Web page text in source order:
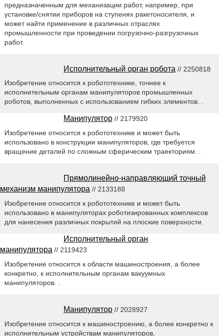
предназначенным для механизации работ, например, при
установке/снятии приборов на ступенях ракетоносителя, и
может найти применение в различных отраслях
промышленности при проведении погрузочно-разгрузочных
работ.
Исполнительный орган робота // 2250818
Изобретение относится к робототехнике, точнее к
исполнительным органам манипуляторов промышленных
роботов, выполненных с использованием гибких элементов. .
Манипулятор // 2179920
Изобретение относится к робототехнике и может быть
использовано в конструкции манипуляторов, где требуется
вращение деталей по сложным сферическим траекториям. .
Прямолинейно-направляющий точный
механизм манипулятора // 2133188
Изобретение относится к робототехнике и может быть
использовано в манипуляторах роботизированных комплексов
для нанесения различных покрытий на плоские поверхности.
Исполнительный орган
манипулятора // 2119423
Изобретение относится к области машиностроения, а более
конкретно, к исполнительным органам вакуумных
манипуляторов. .
Манипулятор // 2028927
Изобретение относится к машиностроению, а более конкретно к
исполнительным устройствам манипуляторов,